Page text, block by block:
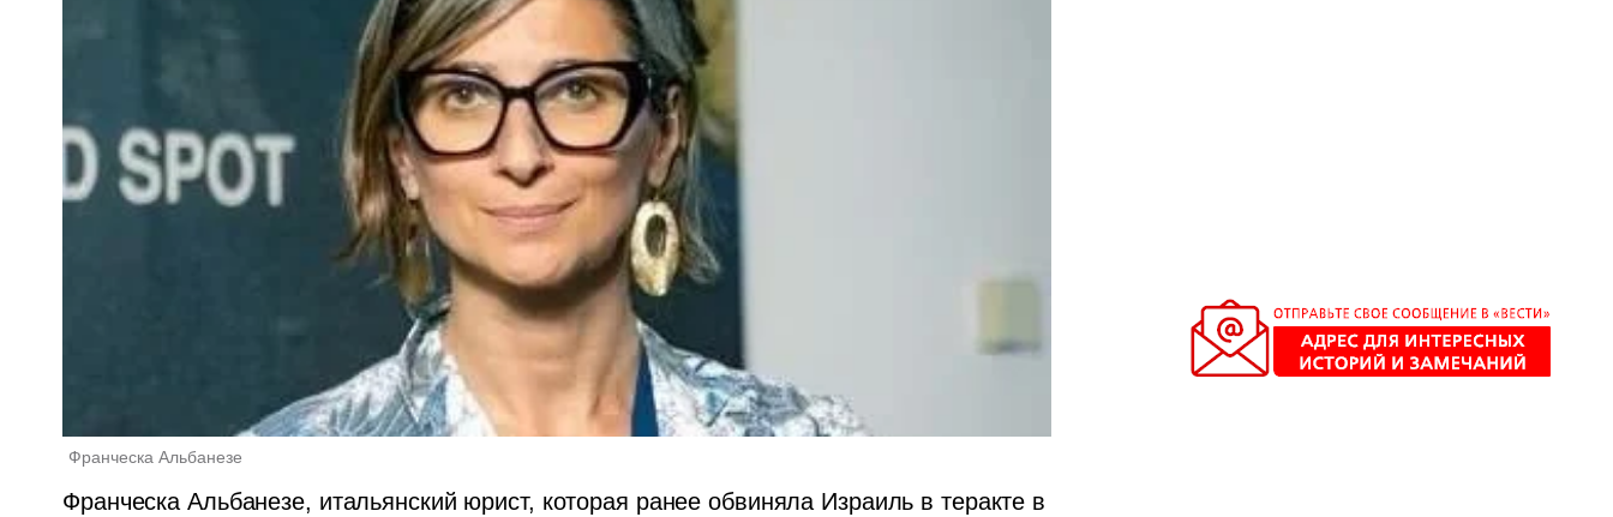
Франческа Альбанезе
Франческа Альбанезе, итальянский юрист, которая ранее обвиняла Израиль в теракте в